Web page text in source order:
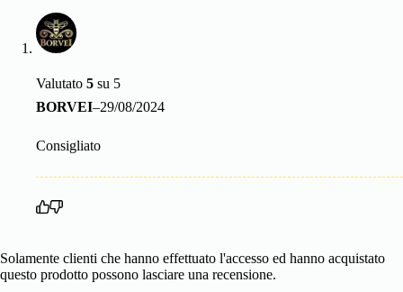
Valutato 5 su 5
BORVEI–29/08/2024
Consigliato
Solamente clienti che hanno effettuato l'accesso ed hanno acquistato
questo prodotto possono lasciare una recensione.